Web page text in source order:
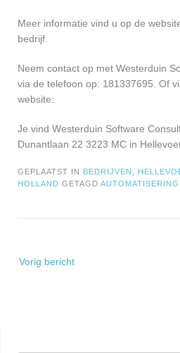
Meer informatie vind u op de
bedrijf.
Neem contact op met Westerduin
via de telefoon op: 181337695. Of
website:
Je vind Westerduin Software
Dunantlaan 22 3223 MC in
GEPLAATST IN BEDRIJVEN
HOLLAND GETAGD AUTOMATISERING
navigatie
Vorig bericht